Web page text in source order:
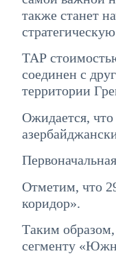
также станет
ТАР
соединен с
территории
Ожидается, что
Отметим, что
коридор».
Таким
сегменту